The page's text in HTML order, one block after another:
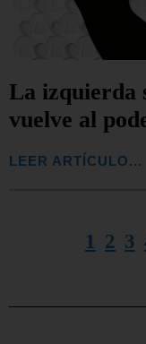
La izquierda
vuelve al
LEER ARTÍCULO...
1 2 3